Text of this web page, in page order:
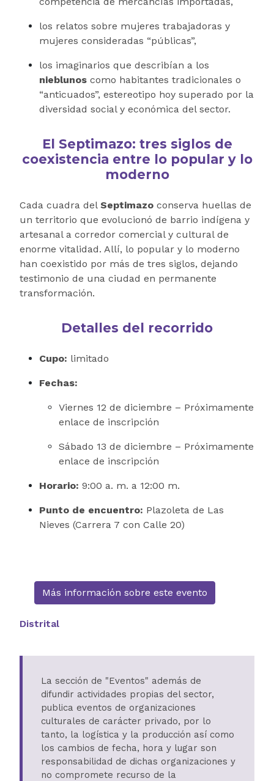
los relatos sobre mujeres trabajadoras y
mujeres consideradas “públicas”,
los imaginarios que describían a los
nieblunos como habitantes tradicionales o
“anticuados”, estereotipo hoy superado por la
diversidad social y económica del sector.
El Septimazo: tres siglos de
coexistencia entre lo popular y lo
moderno
Cada cuadra del Septimazo conserva huellas de
un territorio que evolucionó de barrio indígena y
artesanal a corredor comercial y cultural de
enorme vitalidad. Allí, lo popular y lo moderno
han coexistido por más de tres siglos, dejando
testimonio de una ciudad en permanente
transformación.
Detalles del recorrido
Cupo: limitado
Fechas:
Viernes 12 de diciembre – Próximamente
enlace de inscripción
Sábado 13 de diciembre – Próximamente
enlace de inscripción
Horario: 9:00 a. m. a 12:00 m.
Punto de encuentro: Plazoleta de Las
Nieves (Carrera 7 con Calle 20)
Más información sobre este evento
Distrital
La sección de "Eventos" además de
difundir actividades propias del sector,
publica eventos de organizaciones
culturales de carácter privado, por lo
tanto, la logística y la producción así como
los cambios de fecha, hora y lugar son
responsabilidad de dichas organizaciones y
no compromete recurso de la